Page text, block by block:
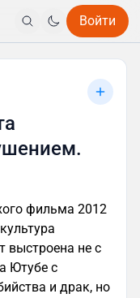
Войти
фильма 2012
выстроена не с
Ютубе с
и драк, но